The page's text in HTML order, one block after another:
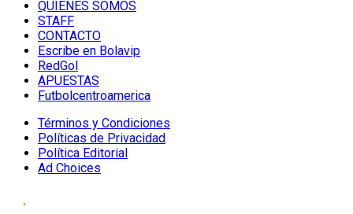
QUIENES SOMOS
STAFF
CONTACTO
Escribe en Bolavip
RedGol
APUESTAS
Futbolcentroamerica
Términos y Condiciones
Políticas de Privacidad
Política Editorial
Ad Choices